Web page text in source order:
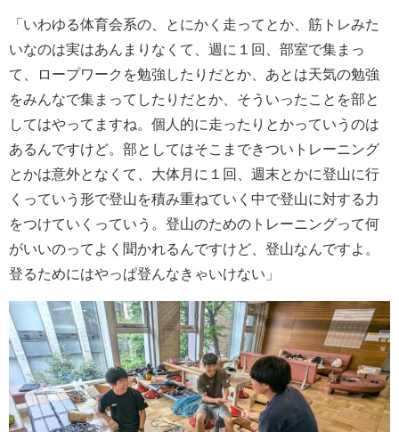
「いわゆる体育会系の、とにかく走ってとか、筋トレみた
いなのは実はあんまりなくて、週に１回、部室で集まっ
て、ロープワークを勉強したりだとか、あとは天気の勉強
をみんなで集まってしたりだとか、そういったことを部と
してはやってますね。個人的に走ったりとかっていうのは
あるんですけど。部としてはそこまできついトレーニング
とかは意外となくて、 大体月に１回、週末とかに登山に行
くっていう形で登山を積み重ねていく中で登山に対する力
をつけていくっていう。登山のためのトレーニングって何
がいいのってよく聞かれるんですけど、登山なんですよ。
登るためにはやっぱ登んなきゃいけない」